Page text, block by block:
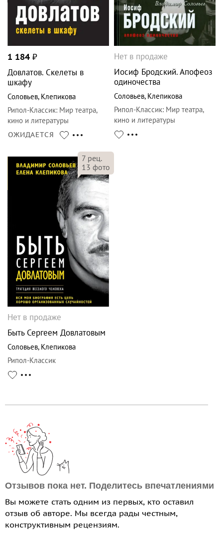
1 184 ₽
Довлатов. Скелеты в
шкафу
Соловьев, Клепикова
Рипол-Классик: Мир театра,
кино и литературы
ОЖИДАЕТСЯ
Нет в продаже
Иосиф Бродский. Апофеоз
одиночества
Соловьев, Клепикова
Рипол-Классик: Мир театра,
кино и литературы
7 рец.
13 фото
Нет в продаже
Быть Сергеем Довлатовым
Соловьев, Клепикова
Рипол-Классик
Отзывов пока нет. Поделитесь впечатлениями
Вы можете стать одним из первых, кто оставил
отзыв об авторе. Мы всегда рады честным,
конструктивным рецензиям.